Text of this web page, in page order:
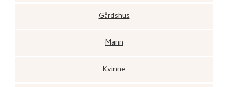
Gårdshus
Mann
Kvinne